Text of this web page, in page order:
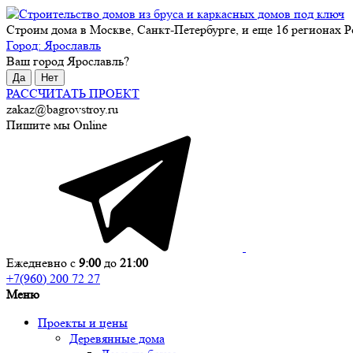
Строим дома в Москве, Санкт-Петербурге, и еще 16 регионах
Город:Ярославль
Ваш городЯрославль?
Да Нет
РАССЧИТАТЬ ПРОЕКТ
zakaz@bagrovstroy.ru
Пишите мы Online
Ежедневно с 9:00 до 21:00
+7(960) 200 72 27
Меню
Проекты и цены
Деревянные дома